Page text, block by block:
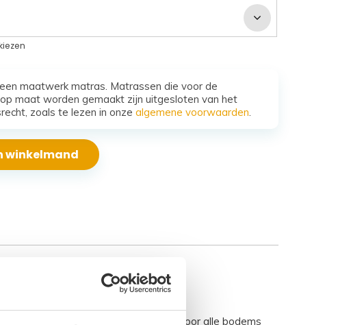
maatwerk matras. Matrassen die voor de
maat worden gemaakt zijn uitgesloten van het
zoals te lezen in onzealgemene voorwaarden.
winkelmand
Top Geschikt tot ± 95 kg Geschikt voor alle bodems